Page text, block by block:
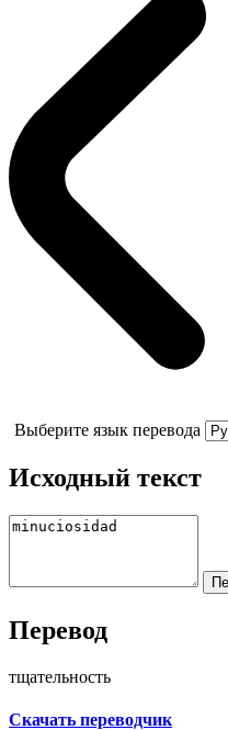
Выберите язык перевода
Исходный текст
Перевод
тщательность
Скачать переводчик